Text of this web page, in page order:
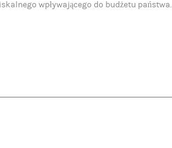
wpływającego do budżetu państwa.